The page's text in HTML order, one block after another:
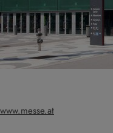
www.messe.at